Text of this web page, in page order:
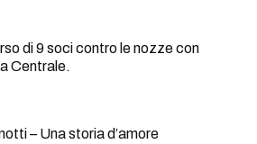
di 9 soci contro le nozze con
Centrale.
– Una storia d’amore